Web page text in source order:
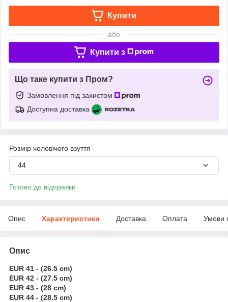
Купити
або
Купити з
Що таке купити з Пром?
Замовлення під захистом
Доступна доставка
Розмір чоловічого взуття
44
Готово до відправки
Опис Характеристики Доставка Оплата Умови
Опис
EUR 41 - (26.5 cm)
EUR 42 - (27.5 cm)
EUR 43 - (28 cm)
EUR 44 - (28.5 cm)